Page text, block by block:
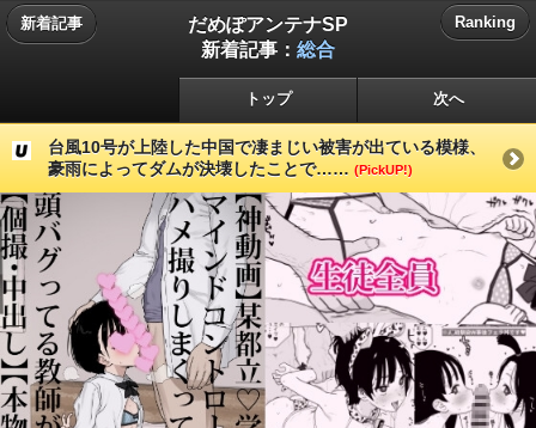
新着記事
だめぽアンテナSP
新着記事： 総合
Ranking
トップ 次へ
台風10号が上陸した中国で凄まじい被害が出ている模様、
豪雨によってダムが決壊したことで…… (PickUP!)